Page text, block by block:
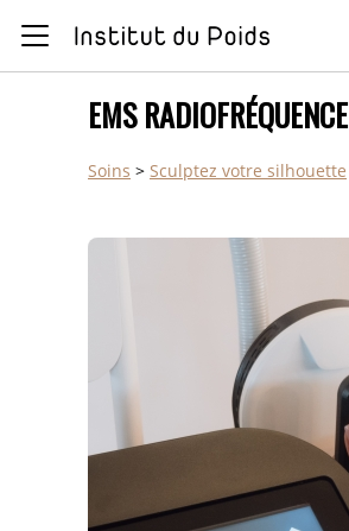
Présentation
Bonne App'
EMS RADIOFRÉQUENCE
Soins > Sculptez votre silhouette